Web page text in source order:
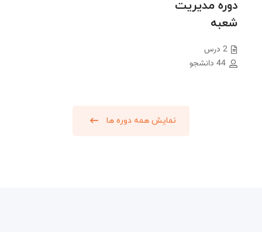
دوره مدیریت
شعبه
2 درس
44 دانشجو
نمایش همه دوره ها